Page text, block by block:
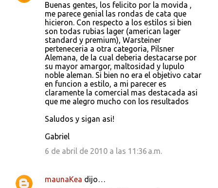
Buenas gentes, los felicito por la movida ,
me parece genial las rondas de cata que
hicieron. Con respecto a los estilos si bien
son todas rubias lager (american lager
standard y premium), Warsteiner
perteneceria a otra categoria, Pilsner
Alemana, de la cual deberia destacarse por
su mayor amargor, maltosidad y lupulo
noble aleman. Si bien no era el objetivo catar
en funcion a estilo, a mi parecer es
claramente la comercial mas destacada asi
que me alegro mucho con los resultados
Saludos y sigan asi!
Gabriel
6 de abril de 2010 a las 11:36 a.m.
maunaKea dijo…